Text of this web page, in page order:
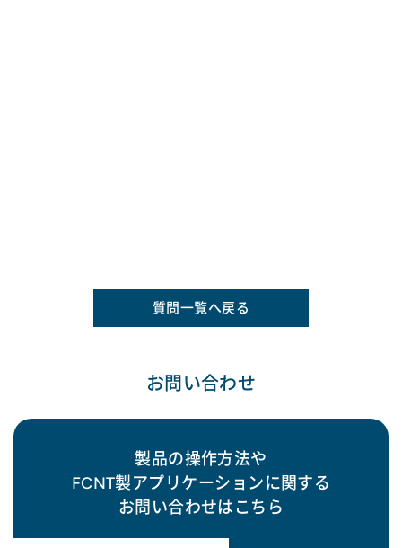
質問一覧へ戻る
お問い合わせ
製品の操作方法や
FCNT製アプリケーションに関する
お問い合わせはこちら